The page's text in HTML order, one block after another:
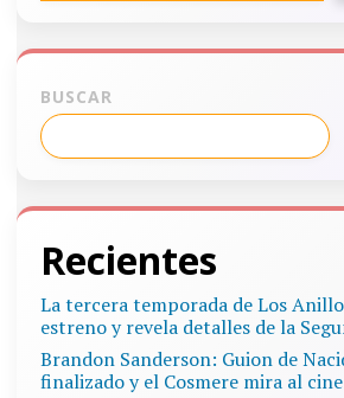
BUSCAR
Recientes
La tercera temporada de Los
estreno y revela detalles de la
Brandon Sanderson: Guion de
finalizado y el Cosmere mira al cine